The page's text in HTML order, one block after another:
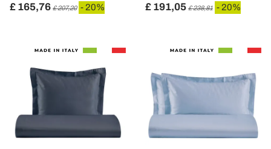
£ 165,76 £ 207,20 - 20% £ 191,05 £ 238,81 - 20%